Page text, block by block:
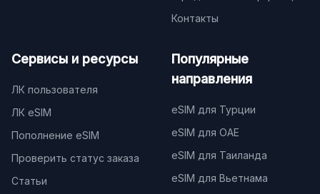
Контакты
Сервисы и ресурсы
ЛК пользователя
ЛК eSIM
Пополнение eSIM
Проверить статус заказа
Статьи
Популярные
направления
eSIM для Турции
eSIM для ОАЕ
eSIM для Таиланда
eSIM для Вьетнама